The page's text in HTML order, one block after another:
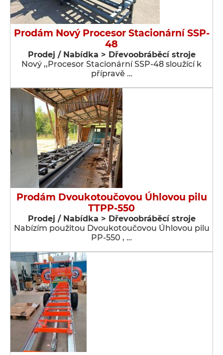
Prodám Nový Procesor Stacionární SSP-
48
Prodej / Nabídka > Dřevoobráběcí stroje
Nový ,,Procesor Stacionární SSP-48 sloužící k
přípravě …
Prodám Dvoukotoučovou Úhlovou pilu
TTPP-550
Prodej / Nabídka > Dřevoobráběcí stroje
Nabízím použitou Dvoukotoučovou Úhlovou pilu
PP-550 , …